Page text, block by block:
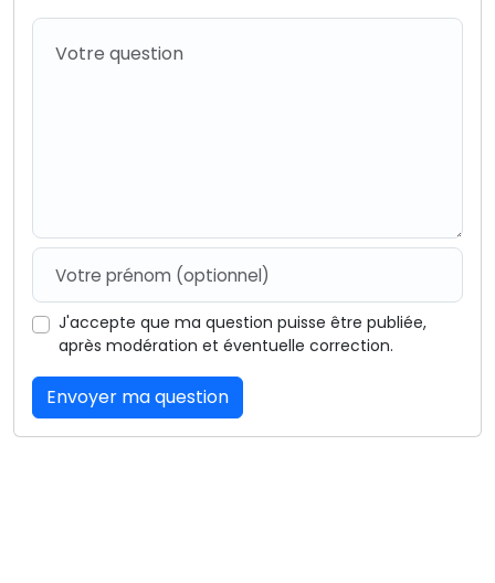
J'accepte que ma question puisse être publiée,
après modération et éventuelle correction.
Envoyer ma question